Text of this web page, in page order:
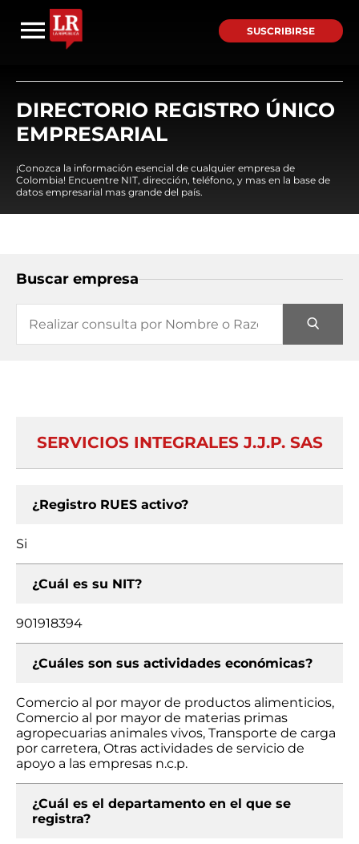
SUSCRIBIRSE
DIRECTORIO REGISTRO ÚNICO
EMPRESARIAL
¡Conozca la información esencial de cualquier empresa de
Colombia! Encuentre NIT, dirección, teléfono, y mas en la base de
datos empresarial mas grande del país.
Buscar empresa
SERVICIOS INTEGRALES J.J.P. SAS
¿Registro RUES activo?
Si
¿Cuál es su NIT?
901918394
¿Cuáles son sus actividades económicas?
Comercio al por mayor de productos alimenticios,
Comercio al por mayor de materias primas
agropecuarias animales vivos, Transporte de carga
por carretera, Otras actividades de servicio de
apoyo a las empresas n.c.p.
¿Cuál es el departamento en el que se
registra?